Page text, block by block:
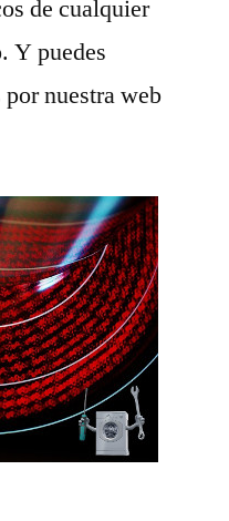
de cualquier
Y puedes
nuestra web